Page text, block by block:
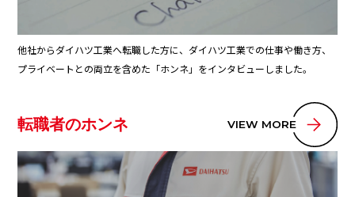
VIEW
他社からダイハツ工業へ転職した方に、ダイハツ工業での仕事や働き方、
プライベートとの両立を含めた「ホンネ」をインタビューしました。
転職者のホンネ